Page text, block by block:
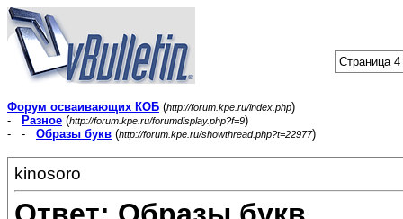
Страница 4
Форум осваивающих КОБ (http://forum.kpe.ru/index.php)
-
Разное (http://forum.kpe.ru/forumdisplay.php?f=9)
- - Образы букв (http://forum.kpe.ru/showthread.php?t=22977)
kinosoro